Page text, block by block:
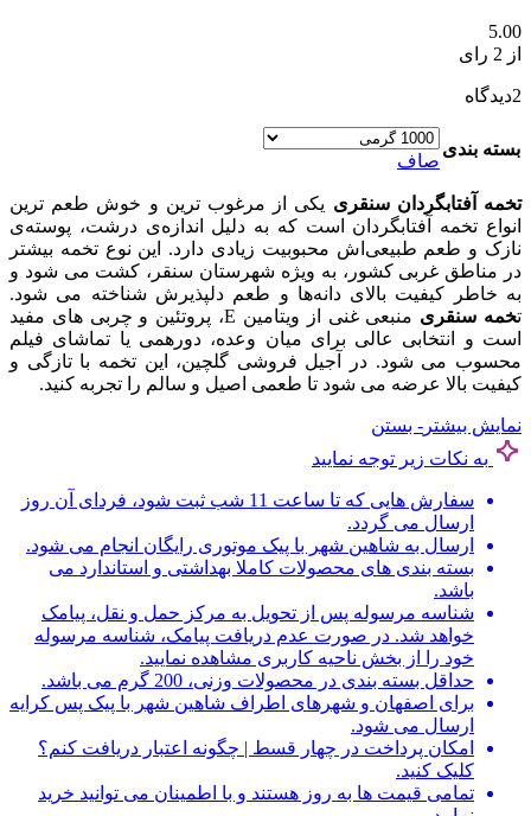
5.00
از 2 رای
2دیدگاه
بسته بندی
صاف
تخمه آفتابگردان سنقری یکی از مرغوب‌ ترین و خوش‌ طعم‌ ترین
انواع تخمه آفتابگردان است که به‌ دلیل اندازه‌ی درشت، پوسته‌ی
نازک و طعم طبیعی‌اش محبوبیت زیادی دارد. این نوع تخمه بیشتر
در مناطق غربی کشور، به‌ ویژه شهرستان سنقر، کشت می‌ شود و
به خاطر کیفیت بالای دانه‌ها و طعم دلپذیرش شناخته می‌ شود.
تخمه سنقری
منبعی غنی از ویتامین E، پروتئین و چربی‌ های مفید
است و انتخابی عالی برای میان‌ وعده، دورهمی یا تماشای فیلم
محسوب می‌ شود. در آجیل فروشی گلچین، این تخمه با تازگی و
کیفیت بالا عرضه می‌ شود تا طعمی اصیل و سالم را تجربه کنید.
نمایش بیشتر - بستن
به نکات زیر توجه نمایید
سفارش هایی که تا ساعت 11 شب ثبت شود، فردای آن روز
ارسال می گردد.
ارسال به شاهین شهر با پیک موتوری رایگان انجام می شود.
بسته بندی های محصولات کاملا بهداشتی و استاندارد می
باشد.
شناسه مرسوله پس از تحویل به مرکز حمل و نقل، پیامک
خواهد شد. در صورت عدم دریافت پیامک، شناسه مرسوله
خود را از بخش ناحیه کاربری مشاهده نمایید.
حداقل بسته بندی در محصولات وزنی، 200 گرم می باشد.
برای اصفهان و شهرهای اطراف شاهین شهر با پیک پس کرایه
ارسال می شود.
امکان پرداخت در چهار قسط | چگونه اعتبار دریافت کنم؟
کلیک کنید.
تمامی قیمت ها به روز هستند و با اطمینان می توانید خرید